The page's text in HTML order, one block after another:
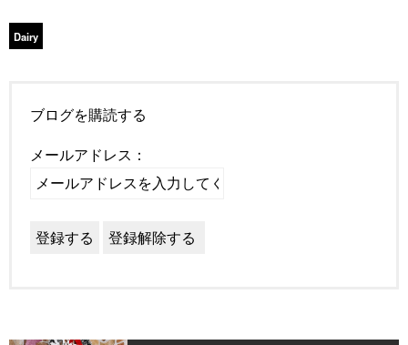
Dairy
ブログを購読する
メールアドレス：